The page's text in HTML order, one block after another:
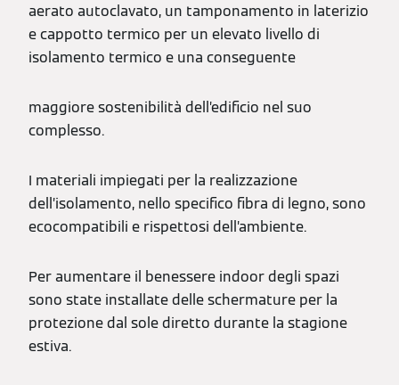
aerato autoclavato, un tamponamento in laterizio
e cappotto termico per un elevato livello di
isolamento termico e una conseguente
maggiore sostenibilità dell’edificio nel suo
complesso.
I materiali impiegati per la realizzazione
dell’isolamento, nello specifico fibra di legno, sono
ecocompatibili e rispettosi dell’ambiente.
Per aumentare il benessere indoor degli spazi
sono state installate delle schermature per la
protezione dal sole diretto durante la stagione
estiva.